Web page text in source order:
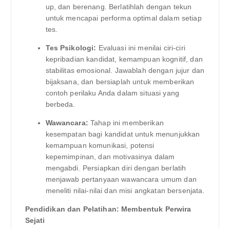
up, dan berenang. Berlatihlah dengan tekun
untuk mencapai performa optimal dalam setiap
tes.
Tes Psikologi: Evaluasi ini menilai ciri-ciri
kepribadian kandidat, kemampuan kognitif, dan
stabilitas emosional. Jawablah dengan jujur ​​dan
bijaksana, dan bersiaplah untuk memberikan
contoh perilaku Anda dalam situasi yang
berbeda.
Wawancara: Tahap ini memberikan
kesempatan bagi kandidat untuk menunjukkan
kemampuan komunikasi, potensi
kepemimpinan, dan motivasinya dalam
mengabdi. Persiapkan diri dengan berlatih
menjawab pertanyaan wawancara umum dan
meneliti nilai-nilai dan misi angkatan bersenjata.
Pendidikan dan Pelatihan: Membentuk Perwira
Sejati